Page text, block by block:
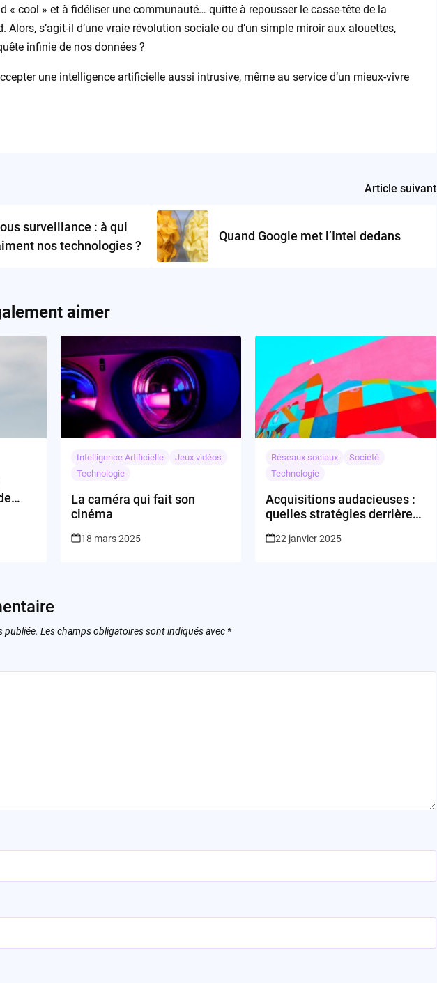
« cool » et à fidéliser une communauté… quitte à repousser le casse-tête de la
Alors, s’agit-il d’une vraie révolution sociale ou d’un simple miroir aux alouettes,
infinie de nos données ?
une intelligence artificielle aussi intrusive, même au service d’un mieux-vivre
surveillance : à qui
nos technologies ?
Article suivant
Quand Google met l’Intel dedans
aimer
Intelligence Artificielle
Jeux vidéos
Technologie
La caméra qui fait son
cinéma
18 mars 2025
Réseaux sociaux
Société
Technologie
Acquisitions audacieuses :
quelles stratégies derrière
Tinsley et ses alliés ?
22 janvier 2025
publiée. Les champs obligatoires sont indiqués avec *